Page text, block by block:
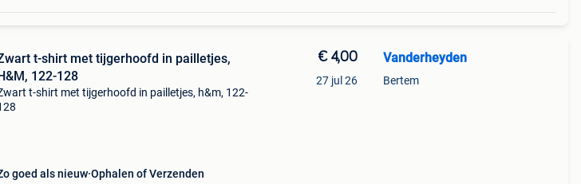
t-shirt met tijgerhoofd in pailletjes,
122-128
t-shirt met tijgerhoofd in pailletjes, h&m, 122-
goed als nieuw Ophalen of Verzenden
€ 4,00
27 jul 26
Vanderheyden
Bertem